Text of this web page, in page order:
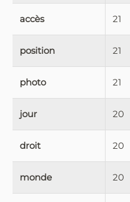
accès 21
position 21
photo 21
jour 20
droit 20
monde 20